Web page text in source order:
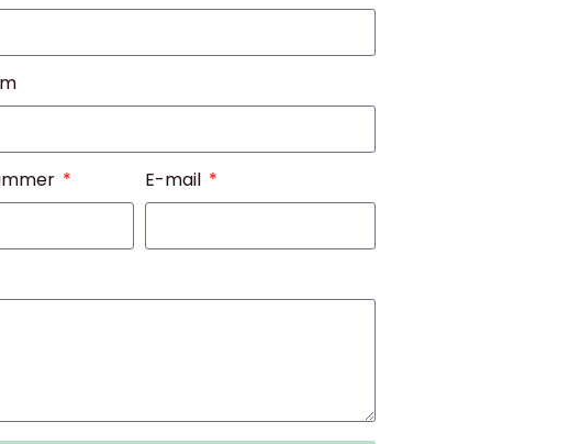
E-mail